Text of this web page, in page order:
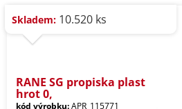
Skladem: 10.520 ks
RANE SG propiska plast
hrot 0,
kód výrobku:APR_115771